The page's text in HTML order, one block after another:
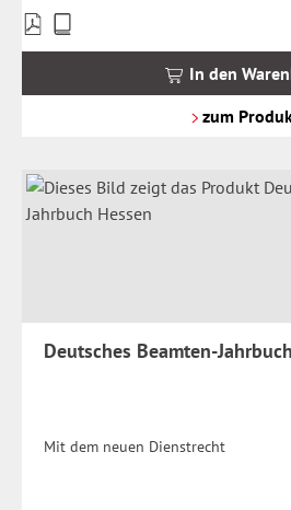
Preise
inkl.
In den
zum
Deutsches Beamten-
Mit dem neuen Dienstrecht